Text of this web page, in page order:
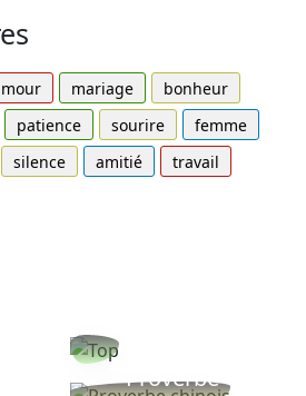
mariage
bonheur
patience sourire
femme
silence amitié
travail
Proverbe